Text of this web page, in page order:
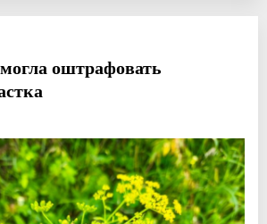
оштрафовать